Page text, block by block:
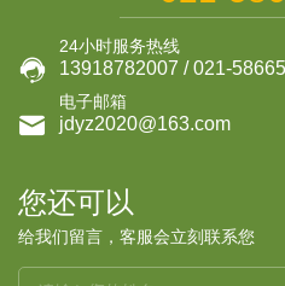

24小时服务热线
13918782007 / 021-

电子邮箱
jdyz2020@163.com
您还可以
给我们留言，客服会立刻联系您